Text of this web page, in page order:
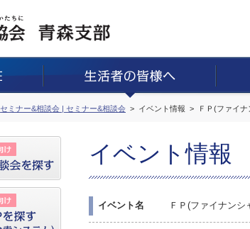
セミナー&相談会 | セミナー&相談会 イベント情報 ＦＰ(ファイ
イベント情報
イベント名 ＦＰ(ファイナン